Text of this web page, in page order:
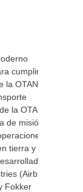
cumplir
la OTAN.
la OTAN
de misión
tierra y
(Airbus
Fokker